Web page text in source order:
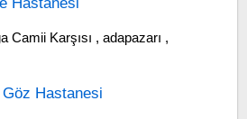
Camii Karşısı , adapazarı ,
Hastanesi